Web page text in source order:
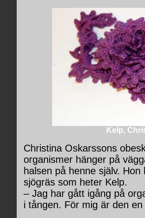
Kelp,
Christina Oskarssons
organismer hänger på
halsen på henne själv.
sjögräs som heter Kelp.
– Jag har gått igång på
i tången. För mig är den en